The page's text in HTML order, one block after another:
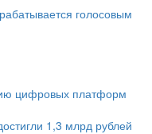
голосовым
цифровых платформ
1,3 млрд рублей